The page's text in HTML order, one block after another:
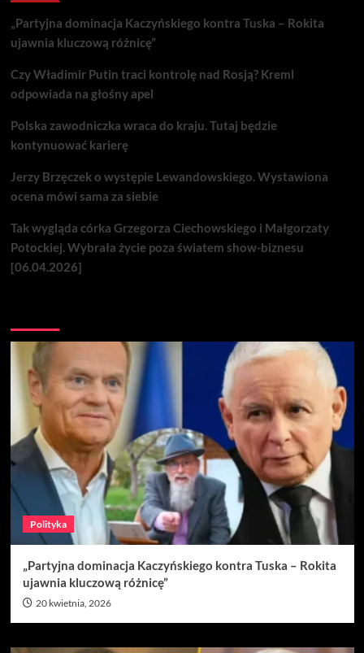
„Partyjna dominacja Kaczyńskiego kontra Tuska – Rokita
ujawnia kluczową różnicę”
Czy Władimir Putin traci kontrolę nad Rosją? Kreml
odpowiada na głośny apel
Polska zawodniczka wraca do kraju. Tutaj będzie
kontynuować karierę
Jerzy Brzęczek o występie Lewandowskiego. Wystawiona
ocena mówi sama za siebie
Tak wygląda córka Grzegorza Ciechowskiego i Małgorzaty
Potockiej. Wybrała życie poza światem show-biznesu
[06.04.2026]
Polityka
„Partyjna dominacja Kaczyńskiego kontra Tuska – Rokita
ujawnia kluczową różnicę”
20 kwietnia, 2026